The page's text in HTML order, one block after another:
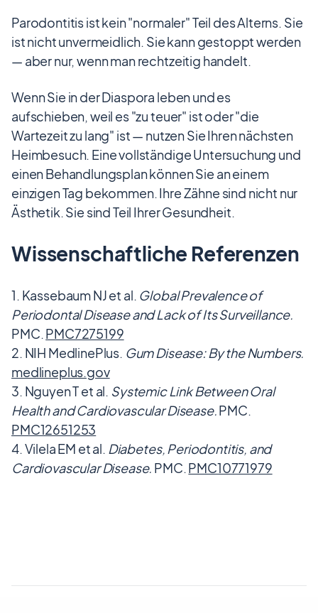
Parodontitis ist kein "normaler" Teil des Alterns. Sie
ist nicht unvermeidlich. Sie kann gestoppt werden
— aber nur, wenn man rechtzeitig handelt.
Wenn Sie in der Diaspora leben und es
aufschieben, weil es "zu teuer" ist oder "die
Wartezeit zu lang" ist — nutzen Sie Ihren nächsten
Heimbesuch. Eine vollständige Untersuchung und
einen Behandlungsplan können Sie an einem
einzigen Tag bekommen. Ihre Zähne sind nicht nur
Ästhetik. Sie sind Teil Ihrer Gesundheit.
Wissenschaftliche Referenzen
Kassebaum NJ et al. Global Prevalence of
Periodontal Disease and Lack of Its Surveillance.
PMC. PMC7275199
NIH MedlinePlus. Gum Disease: By the Numbers.
medlineplus.gov
Nguyen T et al. Systemic Link Between Oral
Health and Cardiovascular Disease.PMC.
PMC12651253
Vilela EM et al. Diabetes, Periodontitis, and
Cardiovascular Disease. PMC. PMC10771979